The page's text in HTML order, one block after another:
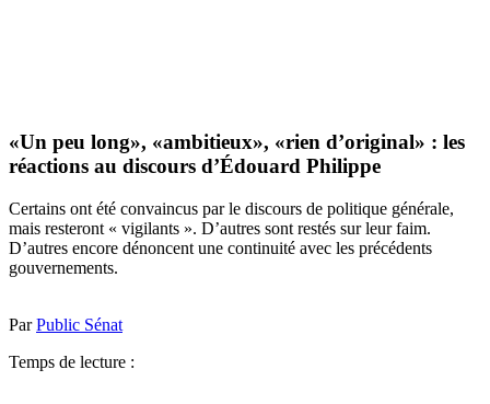
«Un peu long», «ambitieux», «rien d’original» : les
réactions au discours d’Édouard Philippe
Certains ont été convaincus par le discours de politique générale,
mais resteront « vigilants ». D’autres sont restés sur leur faim.
D’autres encore dénoncent une continuité avec les précédents
gouvernements.
ParPublic Sénat
Temps de lecture :